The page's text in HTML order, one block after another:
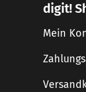
digit!
Mein